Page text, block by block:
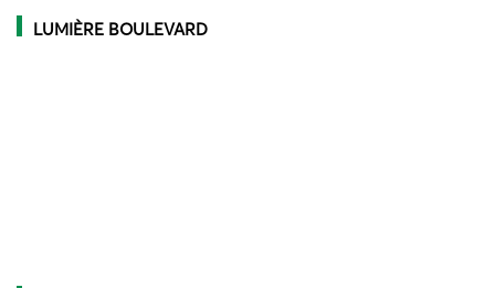
LUMIÈRE BOULEVARD